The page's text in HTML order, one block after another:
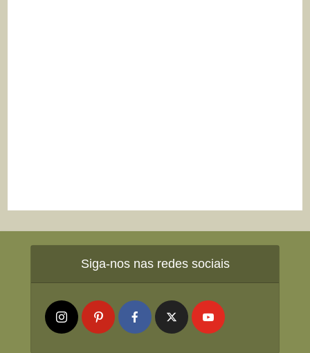
Siga-nos nas redes sociais